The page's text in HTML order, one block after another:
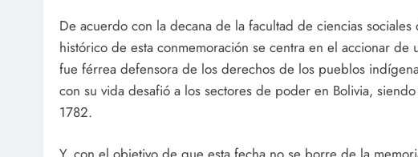
De acuerdo con la decana de la facultad de ciencias
histórico de esta conmemoración se centra en el accionar
fue férrea defensora de los derechos de los pueblos
con su vida desafió a los sectores de poder en Bolivia,
1782.